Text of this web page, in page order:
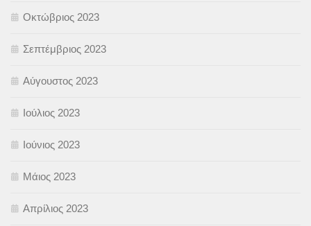
Οκτώβριος 2023
Σεπτέμβριος 2023
Αύγουστος 2023
Ιούλιος 2023
Ιούνιος 2023
Μάιος 2023
Απρίλιος 2023